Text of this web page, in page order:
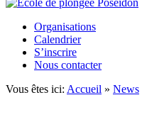
Organisations
Calendrier
S’inscrire
Nous contacter
Vous êtes ici: Accueil » News